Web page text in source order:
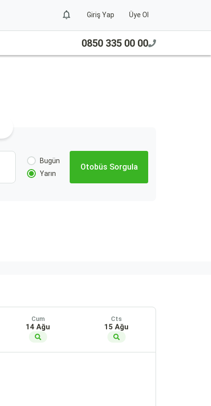
Giriş Yap Üye Ol
0850 335 00 00
Bugün
Yarın
Otobüs Sorgula
Cum
14 Ağu
Cts
15 Ağu